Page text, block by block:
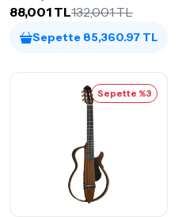
88,001 TL132,001 TL
Sepette 85,360.97 TL
Sepette %3